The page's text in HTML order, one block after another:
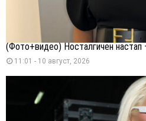
(Фото+видео) Носталгичен настап
11:01 - 10 август, 2026